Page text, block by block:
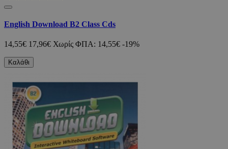
English Download B2 Class Cds
14,55€ 17,96€ Χωρίς ΦΠΑ: 14,55€ -19%
Καλάθι